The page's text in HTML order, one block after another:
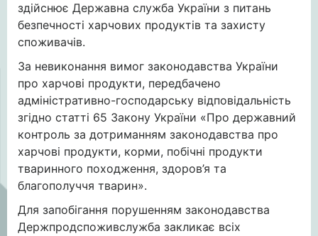
здійснює Державна служба України з питань
безпечності харчових продуктів та захисту
споживачів.
За невиконання вимог законодавства України
про харчові продукти, передбачено
адміністративно-господарську відповідальність
згідно статті 65 Закону України «Про державний
контроль за дотриманням законодавства про
харчові продукти, корми, побічні продукти
тваринного походження, здоров’я та
благополуччя тварин».
Для запобігання порушенням законодавства
Держпродспоживслужба закликає всіх